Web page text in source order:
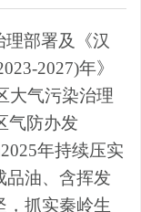
部署及《汉
2027)年》
大气污染治理
气防办发
2025年持续压实
油、 含挥发
，抓实秦岭生